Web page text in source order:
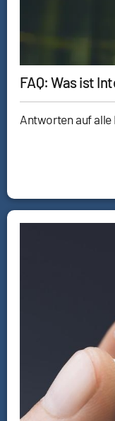
FAQ: Was ist
Antworten auf